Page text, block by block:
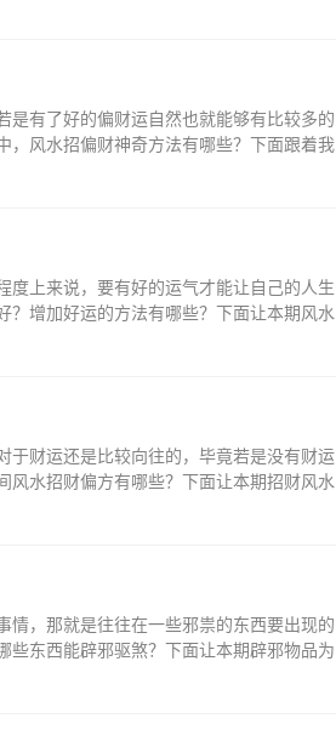
是有了好的偏财运自然也就能够有比较多的
，风水招偏财神奇方法有哪些？下面跟着我
度上来说，要有好的运气才能让自己的人生
？增加好运的方法有哪些？下面让本期风水
于财运还是比较向往的，毕竟若是没有财运
风水招财偏方有哪些？下面让本期招财风水
情，那就是往往在一些邪祟的东西要出现的
些东西能辟邪驱煞？下面让本期辟邪物品为